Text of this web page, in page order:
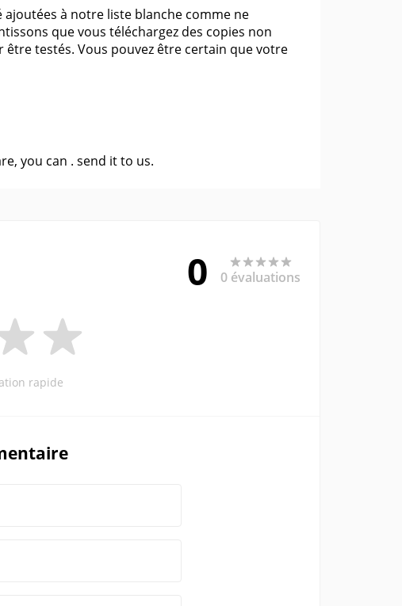
à notre liste blanche comme ne
que vous téléchargez des copies non
testés. Vous pouvez être certain que votre
you can . send it to us.
0 0 évaluations
rapide